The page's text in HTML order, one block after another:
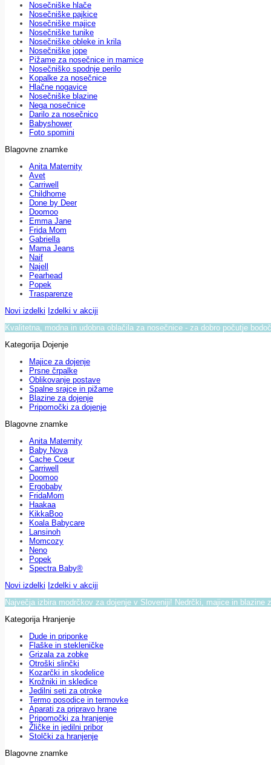
Nosečniške hlače
Nosečniške pajkice
Nosečniške majice
Nosečniške tunike
Nosečniške obleke in krila
Nosečniške jope
Pižame za nosečnice in mamice
Nosečniško spodnje perilo
Kopalke za nosečnice
Hlačne nogavice
Nosečniške blazine
Nega nosečnice
Darilo za nosečnico
Babyshower
Foto spomini
Blagovne znamke
Anita Maternity
Avet
Carriwell
Childhome
Done by Deer
Doomoo
Emma Jane
Frida Mom
Gabriella
Mama Jeans
Naif
Najell
Pearhead
Popek
Trasparenze
Novi izdelki Izdelki v akciji
Kvalitetna, modna in udobna oblačila za nosečnice - za dobro počutje
Kategorija Dojenje
Majice za dojenje
Prsne črpalke
Oblikovanje postave
Spalne srajce in pižame
Blazine za dojenje
Pripomočki za dojenje
Blagovne znamke
Anita Maternity
Baby Nova
Cache Coeur
Carriwell
Doomoo
Ergobaby
FridaMom
Haakaa
KikkaBoo
Koala Babycare
Lansinoh
Momcozy
Neno
Popek
Spectra Baby®
Novi izdelki Izdelki v akciji
Največja izbira modrčkov za dojenje v Sloveniji! Nedrčki, majice in blazine
Kategorija Hranjenje
Dude in priponke
Flaške in stekleničke
Grizala za zobke
Otroški slinčki
Kozarčki in skodelice
Krožniki in skledice
Jedilni seti za otroke
Termo posodice in termovke
Aparati za pripravo hrane
Pripomočki za hranjenje
Žličke in jedilni pribor
Stolčki za hranjenje
Blagovne znamke